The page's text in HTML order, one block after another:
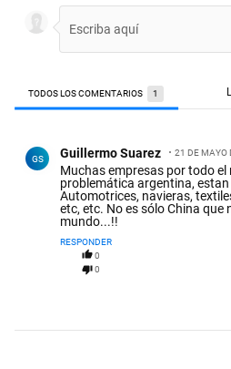
TODOS LOS COMENTARIOS 1
GS Guillermo Suarez 21 DE MAYO
Muchas empresas por todo el
problemática argentina,
Automotrices, navieras,
etc, etc. No es sólo China que
mundo...!!
RESPONDER
0
0